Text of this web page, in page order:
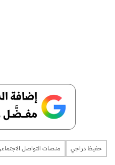
حفيظ دراجي منصات التواصل